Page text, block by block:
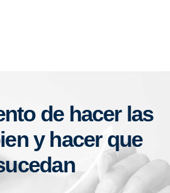
de hacer las
y hacer que